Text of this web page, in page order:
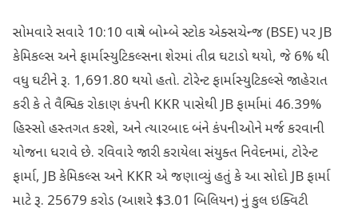
સોમવારે સવારે 10:10 વાગ્યે બોમ્બે સ્ટોક એક્સચેન્જ (BSE) પર JB
કેમિકલ્સ અને ફાર્માસ્યુટિકલ્સના શેરમાં તીવ્ર ઘટાડો થયો, જે 6% થી
વધુ ઘટીને રૂ. 1,691.80 થયો હતો. ટોરેન્ટ ફાર્માસ્યુટિકલ્સે જાહેરાત
કરી કે તે વૈશ્વિક રોકાણ કંપની KKR પાસેથી JB ફાર્મામાં 46.39%
હિસ્સો હસ્તગત કરશે, અને ત્યારબાદ બંને કંપનીઓને મર્જ કરવાની
યોજના ધરાવે છે. રવિવારે જારી કરાયેલા સંયુક્ત નિવેદનમાં, ટોરેન્ટ
ફાર્મા, JB કેમિકલ્સ અને KKR એ જણાવ્યું હતું કે આ સોદો JB ફાર્મા
માટે રૂ. 25679 કરોડ (આશરે $3.01 બિલિયન) નું કુલ ઇક્વિટી